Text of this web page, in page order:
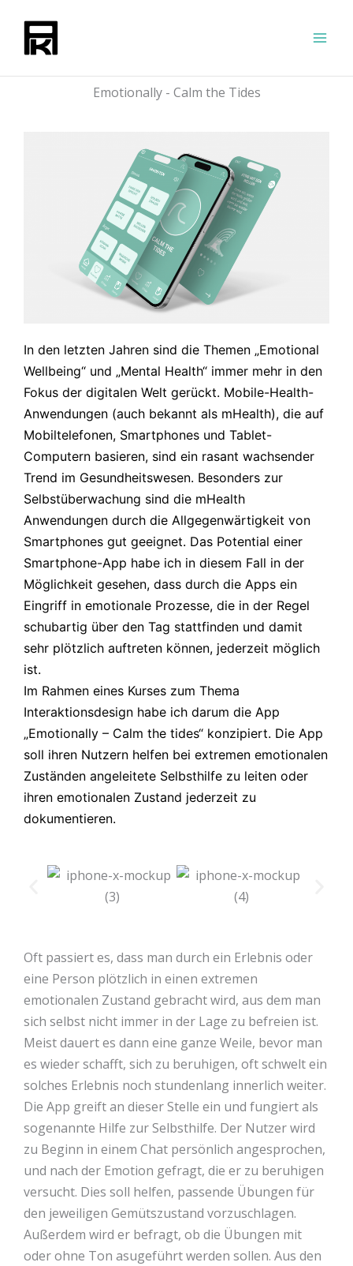
Inhalt
springen
Emotionally - Calm the Tides
In den letzten Jahren sind die Themen „Emotional
Wellbeing“ und „Mental Health“ immer mehr in den
Fokus der digitalen Welt gerückt. Mobile-Health-
Anwendungen (auch bekannt als mHealth), die auf
Mobiltelefonen, Smartphones und Tablet-
Computern basieren, sind ein rasant wachsender
Trend im Gesundheitswesen. Besonders zur
Selbstüberwachung sind die mHealth
Anwendungen durch die Allgegenwärtigkeit von
Smartphones gut geeignet. Das Potential einer
Smartphone-App habe ich in diesem Fall in der
Möglichkeit gesehen, dass durch die Apps ein
Eingriff in emotionale Prozesse, die in der Regel
schubartig über den Tag stattfinden und damit
sehr plötzlich auftreten können, jederzeit möglich
ist.
Im Rahmen eines Kurses zum Thema
Interaktionsdesign habe ich darum die App
„Emotionally – Calm the tides“ konzipiert. Die App
soll ihren Nutzern helfen bei extremen emotionalen
Zuständen angeleitete Selbsthilfe zu leiten oder
ihren emotionalen Zustand jederzeit zu
dokumentieren.
Oft passiert es, dass man durch ein Erlebnis oder
eine Person plötzlich in einen extremen
emotionalen Zustand gebracht wird, aus dem man
sich selbst nicht immer in der Lage zu befreien ist.
Meist dauert es dann eine ganze Weile, bevor man
es wieder schafft, sich zu beruhigen, oft schwelt ein
solches Erlebnis noch stundenlang innerlich weiter.
Die App greift an dieser Stelle ein und fungiert als
sogenannte Hilfe zur Selbsthilfe. Der Nutzer wird
zu Beginn in einem Chat persönlich angesprochen,
und nach der Emotion gefragt, die er zu beruhigen
versucht. Dies soll helfen, passende Übungen für
den jeweiligen Gemütszustand vorzuschlagen.
Außerdem wird er befragt, ob die Übungen mit
oder ohne Ton asugeführt werden sollen. Aus den